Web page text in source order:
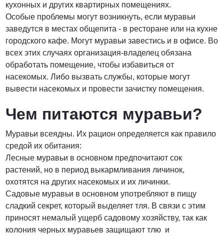
кухонных и других квартирных помещениях.
Особые проблемы могут возникнуть, если муравьи
заведутся в местах общепита - в ресторане или на кухне
городского кафе. Могут муравьи завестись и в офисе. Во
всех этих случаях организация-владелец обязана
обработать помещение, чтобы избавиться от
насекомых. Либо вызвать службы, которые могут
вывести насекомых и провести зачистку помещения.
Чем питаются муравьи?
Муравьи всеядны. Их рацион определяется как правило
средой их обитания:
Лесные муравьи в основном предпочитают сок
растений, но в период выкармливания личинок,
охотятся на других насекомых и их личинки.
Садовые муравьи в основном употребляют в пищу
сладкий секрет, который выделяет тля. В связи с этим
приносят немалый ущерб садовому хозяйству, так как
колония черных муравьев защищают тлю и